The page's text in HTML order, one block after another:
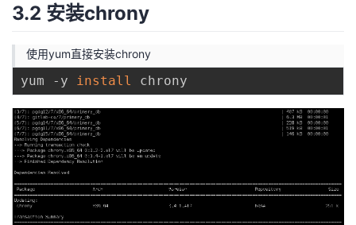
3.2 安装chrony
使用yum直接安装chrony
yum -y install